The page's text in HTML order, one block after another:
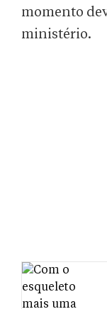
momento
ministério.